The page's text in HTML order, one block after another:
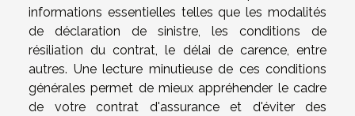
informations essentielles telles que les modalités
de déclaration de sinistre, les conditions de
résiliation du contrat, le délai de carence, entre
autres. Une lecture minutieuse de ces conditions
générales permet de mieux appréhender le cadre
de votre contrat d'assurance et d'éviter des